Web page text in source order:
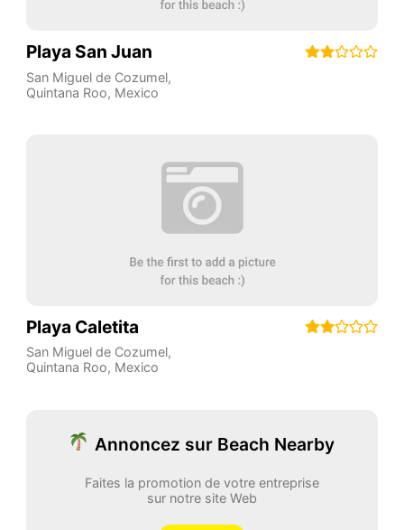
Playa San Juan
San Miguel de Cozumel,
Quintana Roo, Mexico
Playa Caletita
San Miguel de Cozumel,
Quintana Roo, Mexico
Annoncez sur Beach Nearby
Faites la promotion de votre entreprise
sur notre site Web